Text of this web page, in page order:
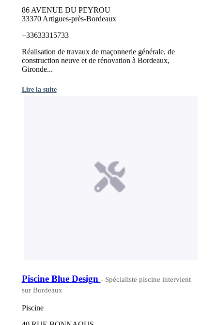
86 AVENUE DU PEYROU
33370 Artigues-près-Bordeaux
+33633315733
Réalisation de travaux de maçonnerie générale, de
construction neuve et de rénovation à Bordeaux,
Gironde...
Lire la suite
Piscine Blue Design - Spécialiste piscine intervient
sur Bordeaux
Piscine